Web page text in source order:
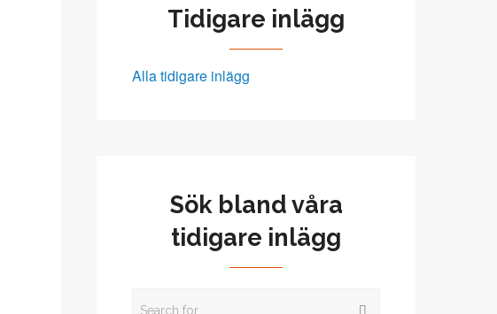
Tidigare inlägg
Alla tidigare inlägg
Sök bland våra
tidigare inlägg